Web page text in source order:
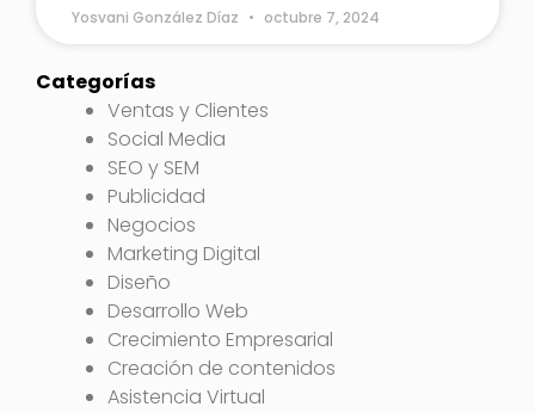
Yosvani González Díaz octubre 7, 2024
Categorías
Ventas y Clientes
Social Media
SEO y SEM
Publicidad
Negocios
Marketing Digital
Diseño
Desarrollo Web
Crecimiento Empresarial
Creación de contenidos
Asistencia Virtual